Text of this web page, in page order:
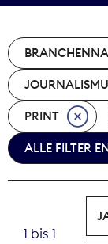
PRINT
ALLE FILTER
1 bis 1